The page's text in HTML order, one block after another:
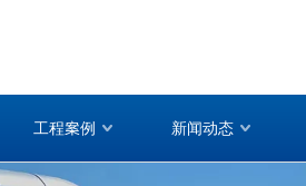
工程案例 新闻动态